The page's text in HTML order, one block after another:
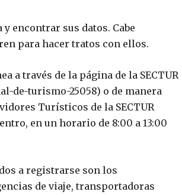
encontrar sus datos. Cabe
para hacer tratos con ellos.
a través de la página de la SECTUR
de-turismo-25058) o de manera
Turísticos de la SECTUR
en un horario de 8:00 a 13:00
a registrarse son los
de viaje, transportadoras